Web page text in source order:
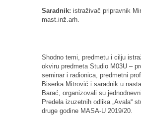
Saradnik: istraživač pripravnik
mast.inž.arh.
Shodno temi, predmetu i cilju
okviru predmeta Studio M03U –
seminar i radionica, predmetni
Biserka Mitrović i saradnik u
Barać, organizovali su
Predela izuzetnih odlika „Avala“
druge godine MASA-U 2019/20.